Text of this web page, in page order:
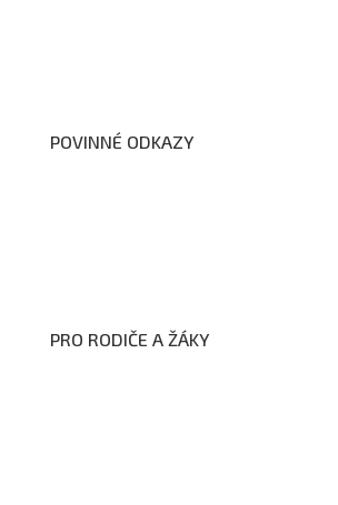
POVINNÉ ODKAZY
PRO RODIČE A ŽÁKY